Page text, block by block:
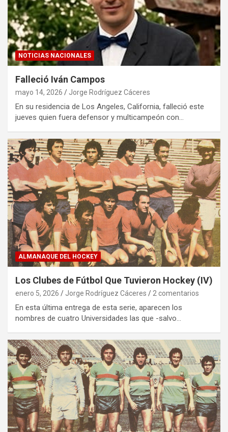
NOTICIAS NACIONALES
Falleció Iván Campos
mayo 14, 2026 Jorge Rodríguez Cáceres
En su residencia de Los Angeles, California, falleció este
jueves quien fuera defensor y multicampeón con…
ALMANAQUE DEL HOCKEY
Los Clubes de Fútbol Que Tuvieron Hockey (IV)
enero 5, 2026 Jorge Rodríguez Cáceres 2 comentarios
En esta última entrega de esta serie, aparecen los
nombres de cuatro Universidades las que -salvo…